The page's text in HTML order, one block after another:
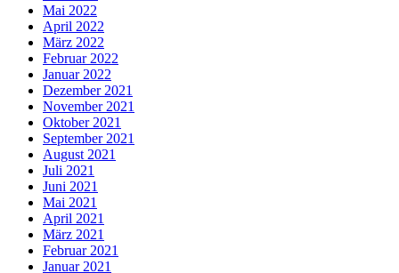
Mai 2022
April 2022
März 2022
Februar 2022
Januar 2022
Dezember 2021
November 2021
Oktober 2021
September 2021
August 2021
Juli 2021
Juni 2021
Mai 2021
April 2021
März 2021
Februar 2021
Januar 2021